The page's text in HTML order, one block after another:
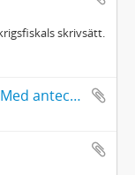
skrivsätt.
Confessio fidei (Stockholm 1693). Med anteckningar framför allt på ett löst blad längst bak i boken. Flera namnteckningar, den första Per Johan Sjöström